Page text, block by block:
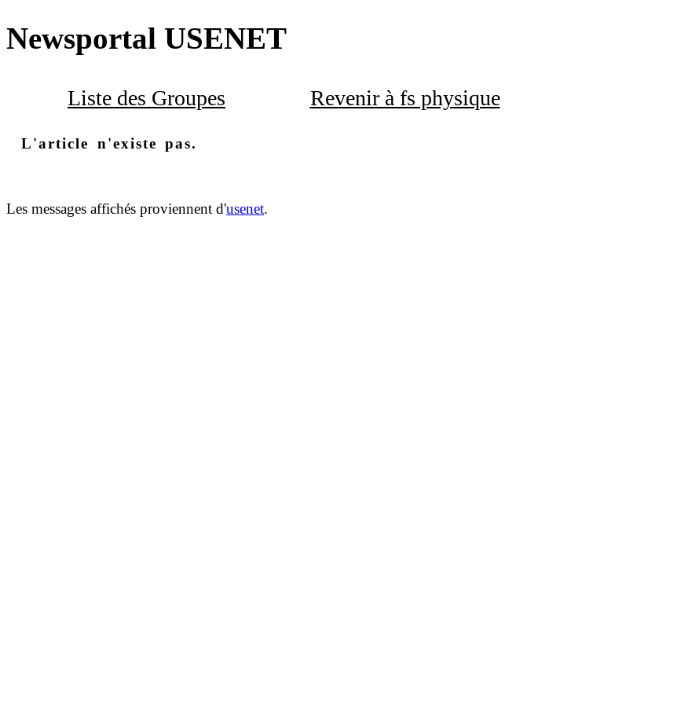
Newsportal USENET
Liste des Groupes Revenir à fs physique
L'article n'existe pas.
Les messages affichés proviennent d'usenet.